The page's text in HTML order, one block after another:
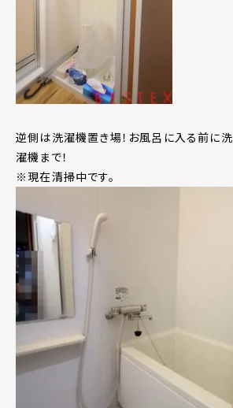
逆側は洗濯機置き場！お風呂に入る前に
濯機まで！
※現在清掃中です。